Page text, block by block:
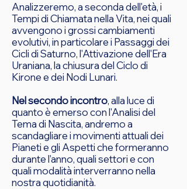
Analizzeremo, a seconda dell'età, i
Tempi di Chiamata nella Vita, nei quali
avvengono i grossi cambiamenti
evolutivi, in particolare i Passaggi dei
Cicli di Saturno, l'Attivazione dell'Era
Uraniana, la chiusura del Ciclo di
Kirone e dei Nodi Lunari.
Nel secondo incontro, alla luce di
quanto è emerso con l'Analisi del
Tema di Nascita, andremo a
scandagliare i movimenti attuali dei
Pianeti e gli Aspetti che formeranno
durante l'anno, quali settori e con
quali modalità interverranno nella
nostra quotidianità.